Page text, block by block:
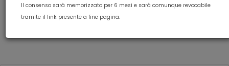
CORSO PRIMO SOCCORSO
Il consenso sarà memorizzato per 6 mesi e sarà comunque revocabile
tramite il link presente a fine pagina.